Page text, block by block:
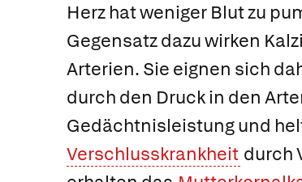
Herz hat weniger Blut zu
Gegensatz dazu wirken
Arterien. Sie eignen sich
durch den Druck in den
Gedächtnisleistung und
Verschlusskrankheit durch